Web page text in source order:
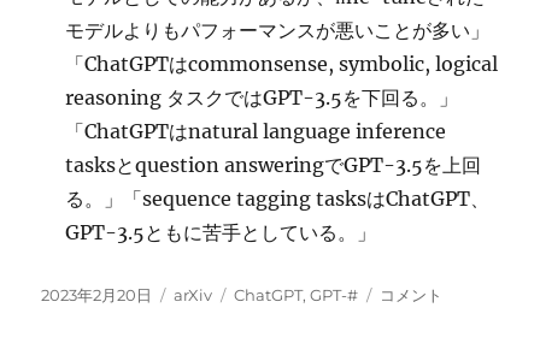
モデルよりもパフォーマンスが悪いことが多い」
「ChatGPTはcommonsense, symbolic, logical
reasoning タスクではGPT-3.5を下回る。」
「ChatGPTはnatural language inference
tasksとquestion answeringでGPT-3.5を上回
る。」「sequence tagging tasksはChatGPT、
GPT-3.5ともに苦手としている。」
投
2023年2月20日
カ
arXiv
タ
ChatGPT,GPT-#
今
コメント